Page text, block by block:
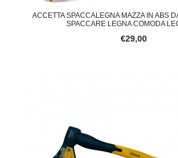
ACCETTA SPACCALEGNA MAZZA IN ABS
SPACCARE LEGNA COMODA
€29,00